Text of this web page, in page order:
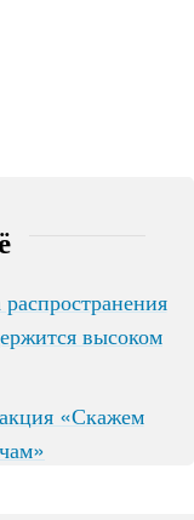
высоком
«Скажем